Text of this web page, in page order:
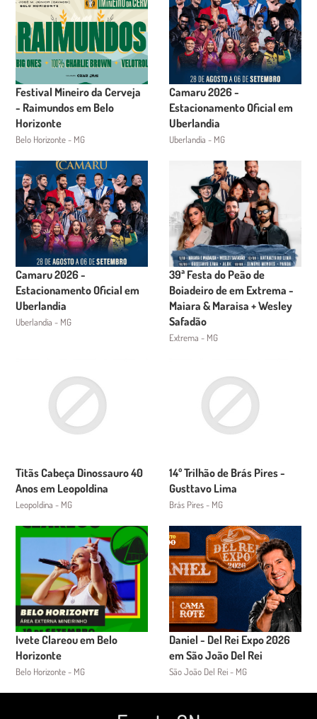
Festival Mineiro da Cerveja
- Raimundos em Belo
Horizonte
Belo Horizonte - MG
Camaru 2026 -
Estacionamento Oficial em
Uberlandia
Uberlandia - MG
Camaru 2026 -
Estacionamento Oficial em
Uberlandia
Uberlandia - MG
39ª Festa do Peão de
Boiadeiro de em Extrema -
Maiara & Maraisa + Wesley
Safadão
Extrema - MG
Titãs Cabeça Dinossauro 40
Anos em Leopoldina
Leopoldina - MG
14º Trilhão de Brás Pires -
Gusttavo Lima
Brás Pires - MG
Ivete Clareou em Belo
Horizonte
Belo Horizonte - MG
Daniel - Del Rei Expo 2026
em São João Del Rei
São João Del Rei - MG